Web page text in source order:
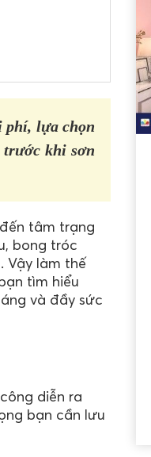
phí, lựa chọn
trước khi sơn
tâm trạng
bong tróc
Vậy làm thế
tìm hiểu
và đầy sức
diễn ra
bạn cần lưu